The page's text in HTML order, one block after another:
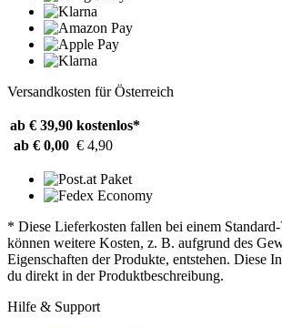
Versandkosten für Österreich
ab € 39,90 kostenlos*
ab € 0,00 € 4,90
* Diese Lieferkosten fallen bei einem Standard-
können weitere Kosten, z. B. aufgrund des
Eigenschaften der Produkte, entstehen. Diese
du direkt in der Produktbeschreibung.
Hilfe & Support